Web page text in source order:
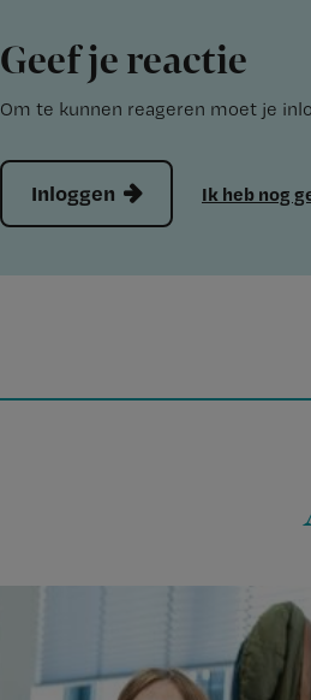
Geef je reactie
Om te kunnen reageren moet je
Inloggen Ik heb nog